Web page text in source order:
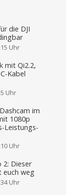
die DJI
Uhr
mit Qi2.2,
Kabel
Uhr
im
1080p
Leistungs-
Uhr
2: Dieser
euch weg
Uhr